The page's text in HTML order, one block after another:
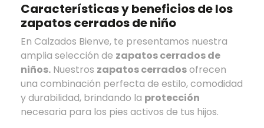
Características y beneficios de los
zapatos cerrados de niño
En Calzados Bienve, te presentamos nuestra
amplia selección de zapatos cerrados de
niños. Nuestros zapatos cerradosofrecen
una combinación perfecta de estilo, comodidad
y durabilidad, brindando la protección
necesaria para los pies activos de tus hijos.